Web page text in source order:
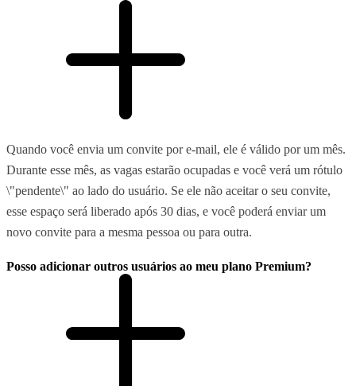
Quando você envia um convite por e-mail, ele é válido por um mês.
Durante esse mês, as vagas estarão ocupadas e você verá um rótulo
\"pendente\" ao lado do usuário. Se ele não aceitar o seu convite,
esse espaço será liberado após 30 dias, e você poderá enviar um
novo convite para a mesma pessoa ou para outra.
Posso adicionar outros usuários ao meu plano Premium?